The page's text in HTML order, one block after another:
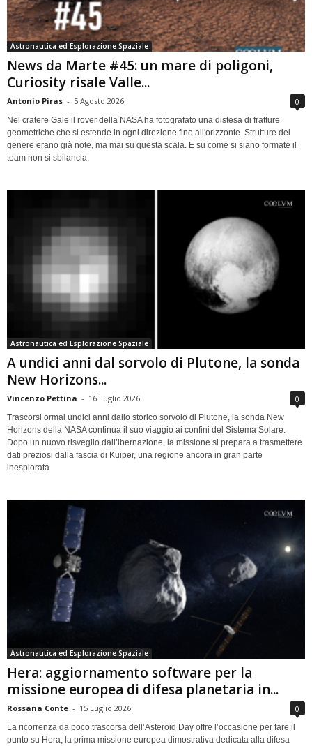
Astronautica ed Esplorazione Spaziale
News da Marte #45: un mare di poligoni,
Curiosity risale Valle...
Antonio Piras - 5 Agosto 2026 0
Nel cratere Gale il rover della NASA ha fotografato una distesa di fratture
geometriche che si estende in ogni direzione fino all'orizzonte. Strutture del
genere erano già note, ma mai su questa scala. E su come si siano formate il
team non si sbilancia.
Astronautica ed Esplorazione Spaziale
A undici anni dal sorvolo di Plutone, la sonda
New Horizons...
Vincenzo Pettina - 16 Luglio 2026 0
Trascorsi ormai undici anni dallo storico sorvolo di Plutone, la sonda New
Horizons della NASA continua il suo viaggio ai confini del Sistema Solare.
Dopo un nuovo risveglio dall’ibernazione, la missione si prepara a trasmettere
dati preziosi dalla fascia di Kuiper, una regione ancora in gran parte
inesplorata
Astronautica ed Esplorazione Spaziale
Hera: aggiornamento software per la
missione europea di difesa planetaria in...
Rossana Conte - 15 Luglio 2026 0
La ricorrenza da poco trascorsa dell’Asteroid Day offre l’occasione per fare il
punto su Hera, la prima missione europea dimostrativa dedicata alla difesa